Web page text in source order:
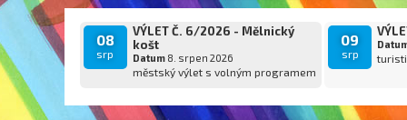
08
srp
VÝLET Č. 6/2026 - Mělnický
košt
Datum8. srpen 2026
městský výlet s volným programem
09
srp